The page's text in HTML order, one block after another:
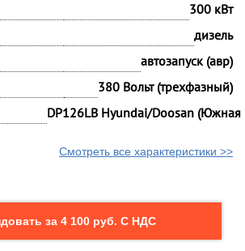
300 кВт
дизель
автозапуск (авр)
380 Вольт (трехфазный)
DP126LB Hyundai/Doosan (Южная
Смотреть все характеристики >>
за 4 100 руб. С НДС